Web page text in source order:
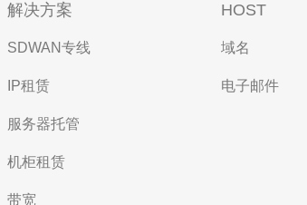
解决方案
SDWAN专线
IP租赁
服务器托管
机柜租赁
带宽
HOST
域名
电子邮件